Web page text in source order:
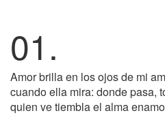
01.
Amor brilla en los ojos de mi
cuando ella mira: donde pasa,
quien ve tiembla el alma